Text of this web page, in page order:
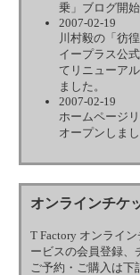
乗」ブログ開始
2007-02-19
川村毅の「彷
イープラス公
てリニューア
ました。
2007-02-19
ホームページ
オープンしまし
オンラインチケ
T Factory オンライ
ービスの会員登録、
ご予約・ご購入は下